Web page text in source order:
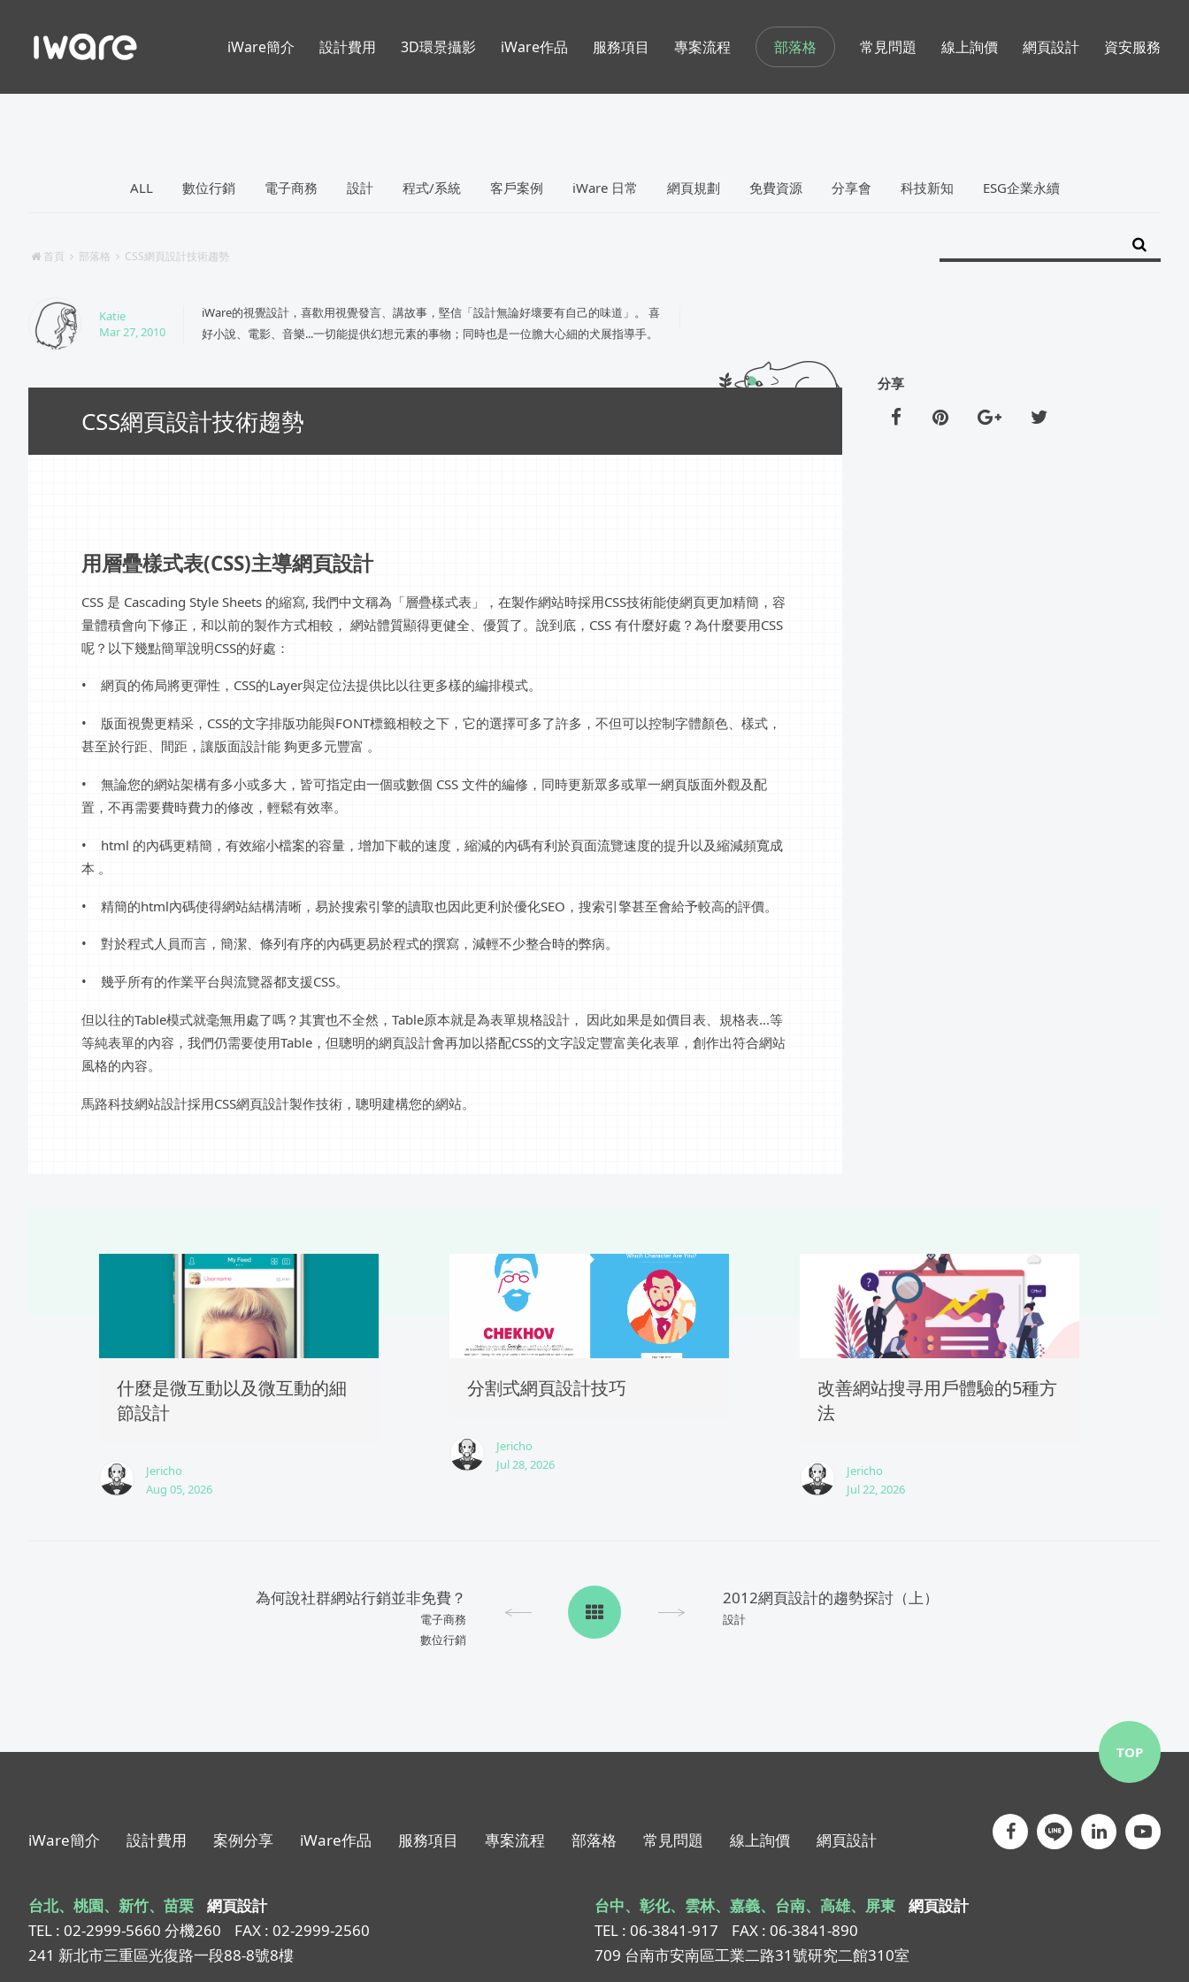
部落格
ALL 數位行銷 電子商務 設計 程式/系統 客戶案例 iWare 日常 網頁規劃 免費資源 分享會 科技新知 ESG企業永續
首頁 部落格 CSS網頁設計技術趨勢
Katie
Mar 27, 2010
iWare的視覺設計，喜歡用視覺發言、講故事，堅信「設計無論好壞要有自己的味道」。 喜
好小說、電影、音樂...一切能提供幻想元素的事物；同時也是一位膽大心細的犬展指導手。
CSS網頁設計技術趨勢
用層疊樣式表(CSS)主導網頁設計
CSS 是 Cascading Style Sheets 的縮寫, 我們中文稱為「層疊樣式表」，在製作網站時採用CSS技術能使網頁更加精簡，容
量體積會向下修正，和以前的製作方式相較， 網站體質顯得更健全、優質了。說到底，CSS 有什麼好處？為什麼要用CSS
呢？以下幾點簡單說明CSS的好處：
• 網頁的佈局將更彈性，CSS的Layer與定位法提供比以往更多樣的編排模式。
• 版面視覺更精采，CSS的文字排版功能與FONT標籤相較之下，它的選擇可多了許多，不但可以控制字體顏色、樣式，
甚至於行距、間距，讓版面設計能 夠更多元豐富 。
• 無論您的網站架構有多小或多大，皆可指定由一個或數個 CSS 文件的編修，同時更新眾多或單一網頁版面外觀及配
置，不再需要費時費力的修改，輕鬆有效率。
• html 的內碼更精簡，有效縮小檔案的容量，增加下載的速度，縮減的內碼有利於頁面流覽速度的提升以及縮減頻寬成
本 。
• 精簡的html內碼使得網站結構清晰，易於搜索引擎的讀取也因此更利於優化SEO，搜索引擎甚至會給予較高的評價。
• 對於程式人員而言，簡潔、條列有序的內碼更易於程式的撰寫，減輕不少整合時的弊病。
• 幾乎所有的作業平台與流覽器都支援CSS。
但以往的Table模式就毫無用處了嗎？其實也不全然，Table原本就是為表單規格設計， 因此如果是如價目表、規格表...等
等純表單的內容，我們仍需要使用Table，但聰明的網頁設計會再加以搭配CSS的文字設定豐富美化表單，創作出符合網站
風格的內容。
馬路科技網站設計採用CSS網頁設計製作技術，聰明建構您的網站。
分享
什麼是微互動以及微互動的細
節設計
Jericho
Aug 05, 2026
分割式網頁設計技巧
Jericho
Jul 28, 2026
改善網站搜寻用戶體驗的5種方
法
Jericho
Jul 22, 2026
為何說社群網站行銷並非免費？
電子商務
數位行銷
2012網頁設計的趨勢探討（上）
設計
iWare簡介 設計費用 案例分享 iWare作品 服務項目 專案流程 部落格 常見問題 線上詢價 網頁設計
台北、桃園、新竹、苗栗
網頁設計
TEL : 02-2999-5660 分機260
FAX : 02-2999-2560
241 新北市三重區光復路一段88-8號8樓
台中、彰化、雲林、嘉義、台南、高雄、屏東
網頁設計
TEL : 06-3841-917
FAX : 06-3841-890
709 台南市安南區工業二路31號研究二館310室
TOP